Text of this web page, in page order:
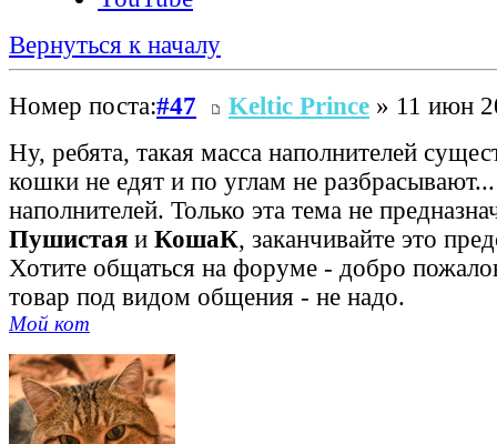
Вернуться к началу
Номер поста:#47 Keltic Prince » 11 июн
Ну, ребята, такая масса наполнителей
кошки не едят и по углам не
наполнителей. Только эта тема не
Пушистая и КошаК, заканчивайте это
Хотите общаться на форуме - добро
товар под видом общения - не надо.
Мой кот